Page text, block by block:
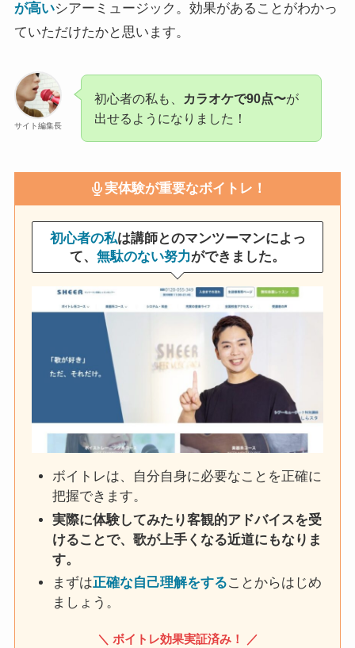
が高いシアーミュージック。効果があることがわかっ
ていただけたかと思います。
サイト編集長
初心者の私も、 カラオケで90点〜が
出せるようになりました！
実体験が重要なボイトレ！
初心者の私は講師とのマンツーマンによっ
て、 無駄のない努力ができました。
ボイトレは、自分自身に必要なことを正確に
把握できます。
実際に体験してみたり客観的アドバイスを受
けることで、歌が上手くなる近道にもなりま
す。
まずは正確な自己理解をすることからはじめ
ましょう。
＼ ボイトレ効果実証済み！ ／